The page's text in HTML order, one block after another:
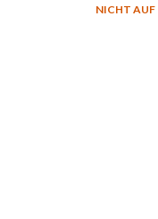
NICHT AUF